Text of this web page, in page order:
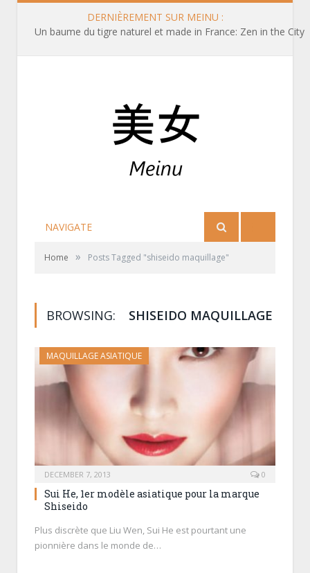
DERNIÈREMENT SUR MEINU :
Un baume du tigre naturel et made in France: Zen in the City
NAVIGATE
Home » Posts Tagged "shiseido maquillage"
BROWSING: SHISEIDO MAQUILLAGE
MAQUILLAGE ASIATIQUE
DECEMBER 7, 2013 0
Sui He, 1er modèle asiatique pour la marque
Shiseido
Plus discrète que Liu Wen, Sui He est pourtant une
pionnière dans le monde de…